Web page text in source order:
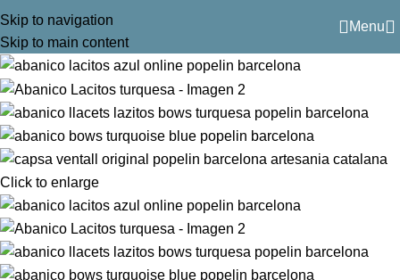
Skip to navigation
Skip to main content
Menu
Click to enlarge